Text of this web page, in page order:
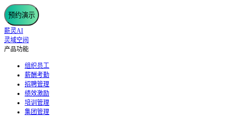
预约演示
薪灵AI
灵域空间
产品功能
组织员工
薪酬考勤
招聘管理
绩效激励
培训管理
集团管理